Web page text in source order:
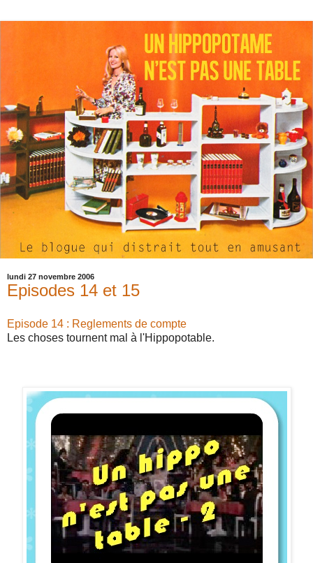
lundi 27 novembre 2006
Episodes 14 et 15
Episode 14 : Reglements de compte
Les choses tournent mal à l'Hippopotable.